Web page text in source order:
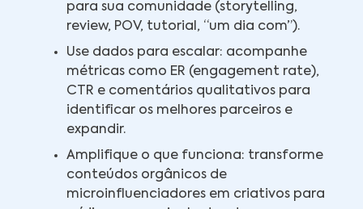
para sua comunidade (storytelling,
review, POV, tutorial, “um dia com”).
Use dados para escalar: acompanhe
métricas como ER (engagement rate),
CTR e comentários qualitativos para
identificar os melhores parceiros e
expandir.
Amplifique o que funciona: transforme
conteúdos orgânicos de
microinfluenciadores em criativos para